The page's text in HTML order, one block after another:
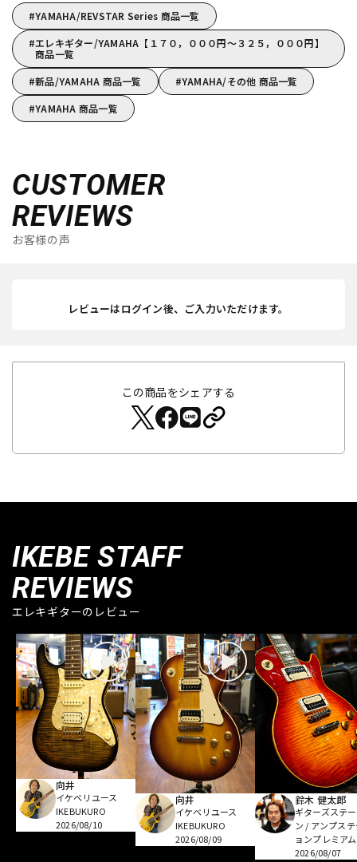
YAMAHA/REVSTAR Series 商品一覧
エレキギター/YAMAHA【１７０，０００円～３２５，０００円】
商品一覧
新品/YAMAHA 商品一覧
YAMAHA/その他 商品一覧
YAMAHA 商品一覧
CUSTOMER
REVIEWS
お客様の声
レビューはログイン後、ご入力いただけます。
この商品をシェアする
IKEBE STAFF
REVIEWS
エレキギターのレビュー
向井
イケベリユース
IKEBUKURO
2026/08/10
向井
イケベリユース
IKEBUKURO
2026/08/09
鈴木 健太郎
ギターズステ
ン / アンプス
ョンプレミアム
2026/08/07